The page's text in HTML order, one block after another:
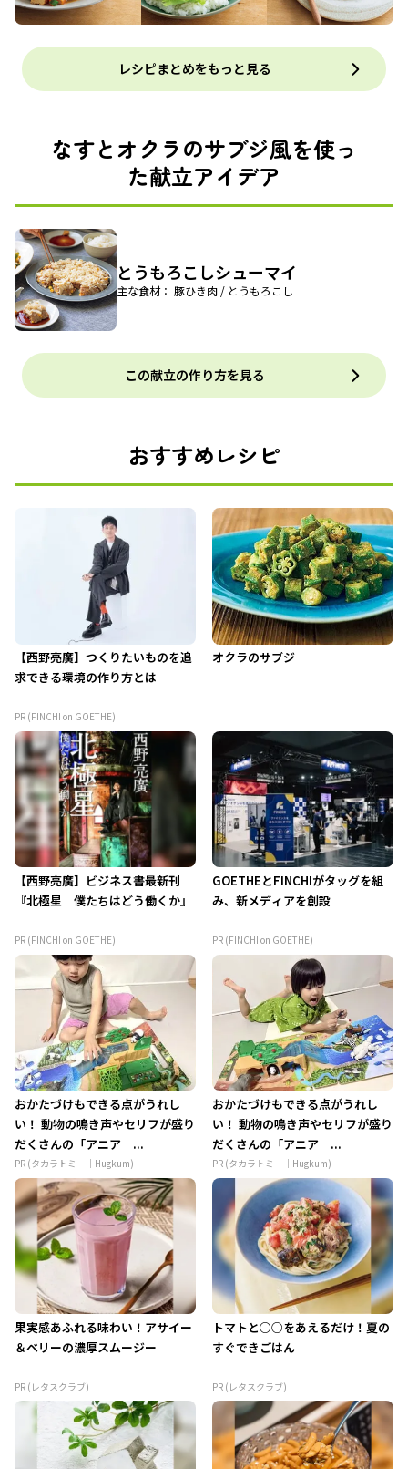
レシピまとめをもっと見る
なすとオクラのサブジ風を使っ
た献立アイデア
とうもろこしシューマイ
主な食材： 豚ひき肉 / とうもろこし
この献立の作り方を見る
おすすめレシピ
【西野亮廣】つくりたいものを追
求できる環境の作り方とは
PR (FINCHI on GOETHE)
オクラのサブジ
【西野亮廣】ビジネス書最新刊
『北極星 僕たちはどう働くか』
PR (FINCHI on GOETHE)
GOETHEとFINCHIがタッグを組
み、新メディアを創設
PR (FINCHI on GOETHE)
おかたづけもできる点がうれし
い！ 動物の鳴き声やセリフが盛り
だくさんの「アニア ...
PR (タカラトミー｜Hugkum)
おかたづけもできる点がうれし
い！ 動物の鳴き声やセリフが盛り
だくさんの「アニア ...
PR (タカラトミー｜Hugkum)
果実感あふれる味わい！アサイー
＆ベリーの濃厚スムージー
PR (レタスクラブ)
トマトと○○をあえるだけ！夏の
すぐできごはん
PR (レタスクラブ)